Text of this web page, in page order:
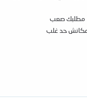
مطلبك صعب
حد غلب